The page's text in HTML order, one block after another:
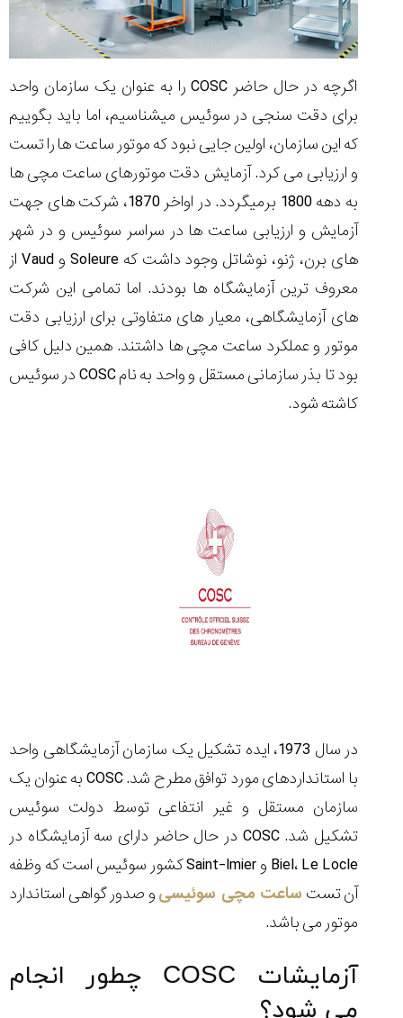
اگرچه در حال حاضر COSC را به عنوان یک سازمان واحد
برای دقت سنجی در سوئیس میشناسیم، اما باید بگوییم
که این سازمان، اولین جایی نبود که موتور ساعت ها را تست
و ارزیابی می کرد. آزمایش دقت موتورهای ساعت مچی ها
به دهه 1800 برمیگردد. در اواخر 1870، شرکت های جهت
آزمایش و ارزیابی ساعت ها در سراسر سوئیس و در شهر
های برن، ژنو، نوشاتل وجود داشت که Soleure و Vaud از
معروف ترین آزمایشگاه ها بودند. اما تمامی این شرکت
های آزمایشگاهی، معیار های متفاوتی برای ارزیابی دقت
موتور و عملکرد ساعت مچی ها داشتند. همین دلیل کافی
بود تا بذر سازمانی مستقل و واحد به نام COSC در سوئیس
کاشته شود.
در سال 1973، ایده تشکیل یک سازمان آزمایشگاهی واحد
با استانداردهای مورد توافق مطرح شد. COSC به عنوان یک
سازمان مستقل و غیر انتفاعی توسط دولت سوئیس
تشکیل شد. COSC در حال حاضر دارای سه آزمایشگاه در
Biel، Le Locle و Saint-Imier کشور سوئیس است که وظفه
آن تست ساعت مچی سوئیسیو صدور گواهی استاندارد
موتور می باشد.
آزمایشات COSC چطور انجام